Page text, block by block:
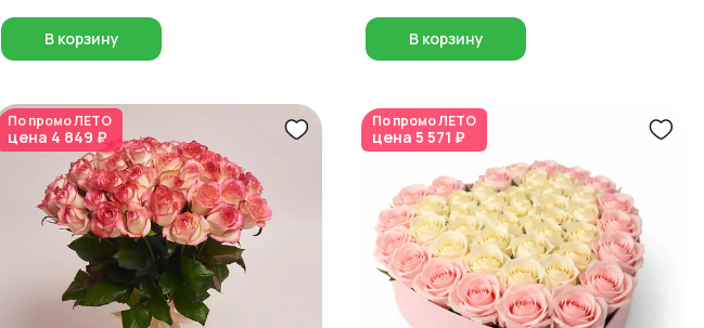
В корзину В корзину
По промоЛЕТО
цена 4 849 ₽
По промоЛЕТО
цена 5 571 ₽